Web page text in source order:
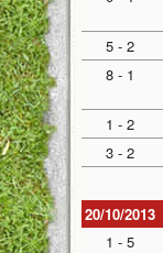
5 - 2
8 - 1
1 - 2
3 - 2
20/10/2013
1 - 5